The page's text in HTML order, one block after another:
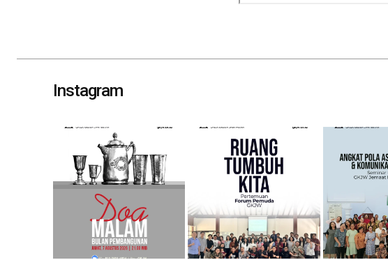
Instagram